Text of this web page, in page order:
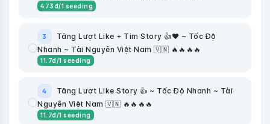
473đ/1 seeding
3
Tăng Lượt Like + Tim Story 👍❤️ ~ Tốc Độ
Nhanh ~ Tài Nguyên Việt Nam 🇻🇳 🔥🔥🔥🔥
11.7đ/1 seeding
4
Tăng Lượt Like Story 👍 ~ Tốc Độ Nhanh ~ Tài
Nguyên Việt Nam 🇻🇳 🔥🔥🔥🔥
11.7đ/1 seeding